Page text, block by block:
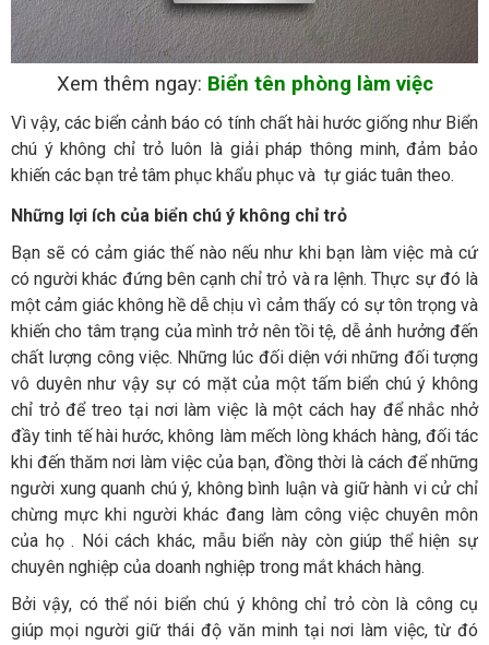
Xem thêm ngay: Biển tên phòng làm việc
Vì vậy, các biển cảnh báo có tính chất hài hước giống như Biển
chú ý không chỉ trỏ luôn là giải pháp thông minh, đảm bảo
khiến các bạn trẻ tâm phục khẩu phục và tự giác tuân theo.
Những lợi ích của biển chú ý không chỉ trỏ
Bạn sẽ có cảm giác thế nào nếu như khi bạn làm việc mà cứ
có người khác đứng bên cạnh chỉ trỏ và ra lệnh. Thực sự đó là
một cảm giác không hề dễ chịu vì cảm thấy có sự tôn trọng và
khiến cho tâm trạng của mình trở nên tồi tệ, dễ ảnh hưởng đến
chất lượng công việc. Những lúc đối diện với những đối tượng
vô duyên như vậy sự có mặt của một tấm biển chú ý không
chỉ trỏ để treo tại nơi làm việc là một cách hay để nhắc nhở
đầy tinh tế hài hước, không làm mếch lòng khách hàng, đối tác
khi đến thăm nơi làm việc của bạn, đồng thời là cách để những
người xung quanh chú ý, không bình luận và giữ hành vi cử chỉ
chừng mực khi người khác đang làm công việc chuyên môn
của họ . Nói cách khác, mẫu biển này còn giúp thể hiện sự
chuyên nghiệp của doanh nghiệp trong mắt khách hàng.
Bởi vậy, có thể nói biển chú ý không chỉ trỏ còn là công cụ
giúp mọi người giữ thái độ văn minh tại nơi làm việc, từ đó